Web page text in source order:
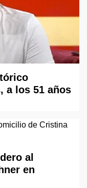
a los 51 años
al
en